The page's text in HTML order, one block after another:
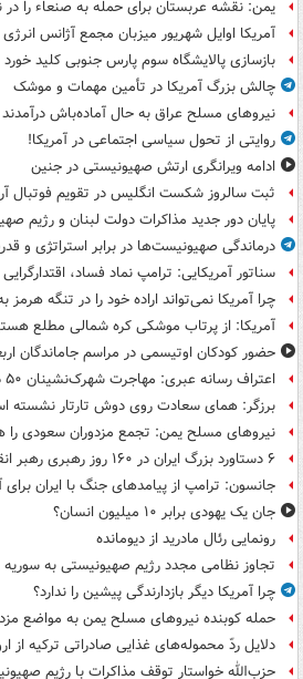
یمن: نقشه عربستان برای حمله به صنعاء را
آمریکا اوایل شهریور میزبان مجمع آژانس
بازسازی پالایشگاه سوم پارس جنوبی کلید خورد
چالش بزرگ آمریکا در تأمین مهمات و موشک
نیروهای مسلح عراق به حال آماده‌باش درآمدند
روایتی از تحول سیاسی اجتماعی در آمریکا!
ادامه ویرانگری ارتش صهیونیستی در جنین
ثبت سالروز شکست انگلیس در تقویم فوتبال
پایان دور جدید مذاکرات دولت لبنان و رژیم
درماندگی صهیونیست‌ها در برابر استراتژی و
سناتور آمریکایی: ترامپ نماد فساد،
چرا آمریکا نمی‌تواند اراده خود را در تنگه هرمز
آمریکا: از پرتاب موشکی کره شمالی مطلع
حضور کودکان اوتیسمی در مراسم جاماندگان
اعتراف رسانه عبری: مهاجرت شهرک‌نشینان ۵۰ درصد افزایش یافت
برزگر: همای سعادت روی دوش تارتار نشسته
نیروهای مسلح یمن: تجمع مزدوران سعودی را
۶ دستاورد بزرگ ایران در ۱۶۰ روز رهبری رهبر انقلاب
جانسون: ترامپ از پیامدهای جنگ با ایران
جان یک یهودی برابر ۱۰ میلیون انسان؟
رونمایی رئال مادرید از دیومانده
تجاوز نظامی مجدد رژیم صهیونیستی به سوریه
چرا آمریکا دیگر بازدارندگی پیشین را ندارد؟
حمله کوبنده نیروهای مسلح یمن به مواضع
دلایل ردّ محموله‌های غذایی صادراتی ترکیه از
حزب‌الله خواستار توقف مذاکرات با رژیم